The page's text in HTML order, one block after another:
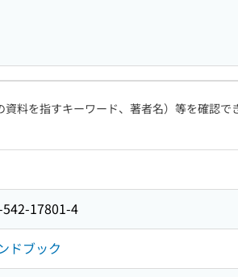
料を指すキーワード、著者名）等を確認で
17801-4
ドブック